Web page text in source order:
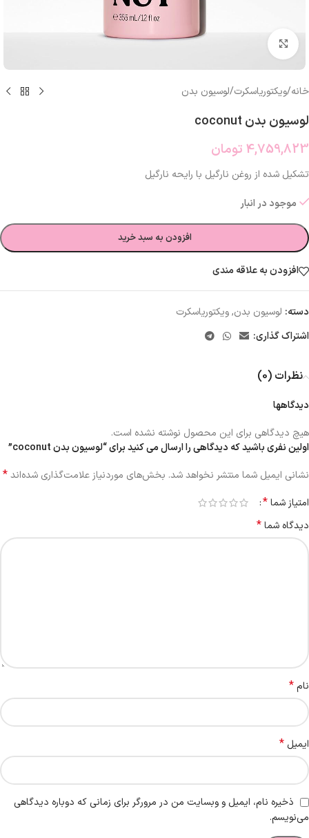
بزرگنمایی تصویر
خانه/ویکتوریاسکرت/لوسیون بدن
لوسیون بدن coconut
4,759,823 تومان
تشکیل شده از روغن نارگیل با رایحه نارگیل
موجود در انبار
افزودن به سبد خرید
افزودن به علاقه مندی
دسته: لوسیون بدن,ویکتوریاسکرت
اشتراک گذاری:
نظرات (0)
دیدگاهها
هیچ دیدگاهی برای این محصول نوشته نشده است.
اولین نفری باشید که دیدگاهی را ارسال می کنید برای “لوسیون بدن coconut”
نشانی ایمیل شما منتشر نخواهد شد. بخش‌های موردنیاز علامت‌گذاری شده‌اند*
امتیاز شما*
دیدگاه شما*
نام*
ایمیل *
ذخیره نام، ایمیل و وبسایت من در مرورگر برای زمانی که دوباره دیدگاهی
می‌نویسم.